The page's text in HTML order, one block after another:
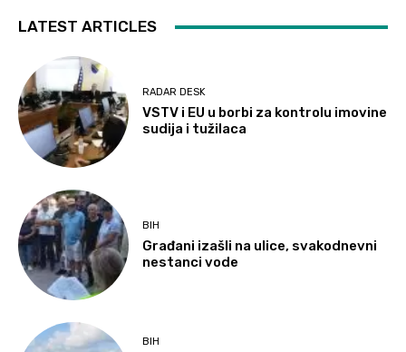
LATEST ARTICLES
RADAR DESK
VSTV i EU u borbi za kontrolu imovine
sudija i tužilaca
BIH
Građani izašli na ulice, svakodnevni
nestanci vode
BIH